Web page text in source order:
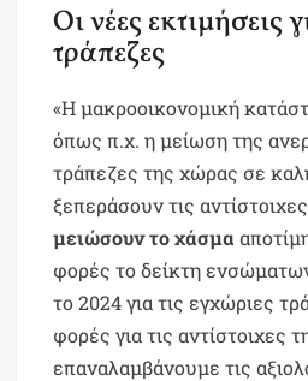
Οι νέες εκτιμήσεις
τράπεζες
«Η μακροοικονομική
όπως π.χ. η μείωση της
τράπεζες της χώρας σε
ξεπεράσουν τις
μειώσουν το χάσμα
φορές το δείκτη
το 2024 για τις εγχώριες
φορές για τις αντίστοιχες
επαναλαμβάνουμε τις